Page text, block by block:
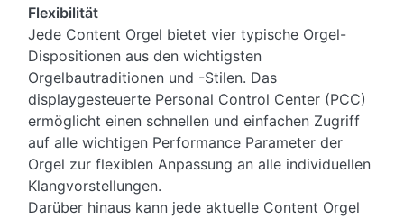
Flexibilität
Jede Content Orgel bietet vier typische Orgel-
Dispositionen aus den wichtigsten
Orgelbautraditionen und -Stilen. Das
displaygesteuerte Personal Control Center (PCC)
ermöglicht einen schnellen und einfachen Zugriff
auf alle wichtigen Performance Parameter der
Orgel zur flexiblen Anpassung an alle individuellen
Klangvorstellungen.
Darüber hinaus kann jede aktuelle Content Orgel